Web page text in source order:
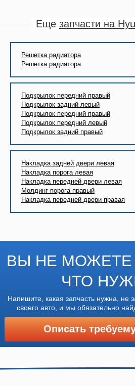
Еще запчасти на
Решетка радиатора
Решетка радиатора
Подкрылок передний правый
Подкрылок задний левый
Подкрылок передний правый
Подкрылок передний левый
Подкрылок задний правый
Накладка задней двери левая
Накладка порога левая
Накладка передней двери левая
Молдинг порога правый
Накладка передней двери правая
ВЫ НЕ МОЖЕТЕ
ЧТО
Напишите, какая запчасть нужна, не
своего авто, и мы обязательно
Описать